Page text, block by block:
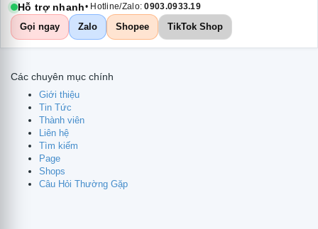
Hỗ trợ nhanh• Hotline/Zalo:0903.0933.19
Gọi ngay Zalo Shopee TikTok Shop
Các chuyên mục chính
Giới thiệu
Tin Tức
Thành viên
Liên hệ
Tìm kiếm
Page
Shops
Câu Hỏi Thường Gặp